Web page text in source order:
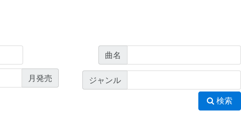
曲名
月発売 ジャンル
検索